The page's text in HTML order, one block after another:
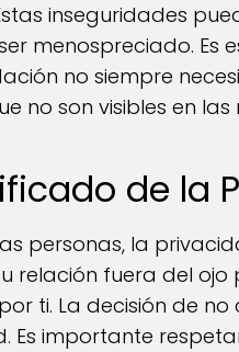
inseguridades
menospreciado. Es
no siempre
no son visibles en
de la
personas, la
relación fuera del
ti. La decisión de
Es importante